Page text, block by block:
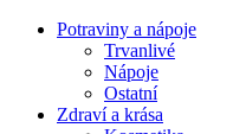
Potraviny a nápoje
Trvanlivé
Nápoje
Ostatní
Zdraví a krása